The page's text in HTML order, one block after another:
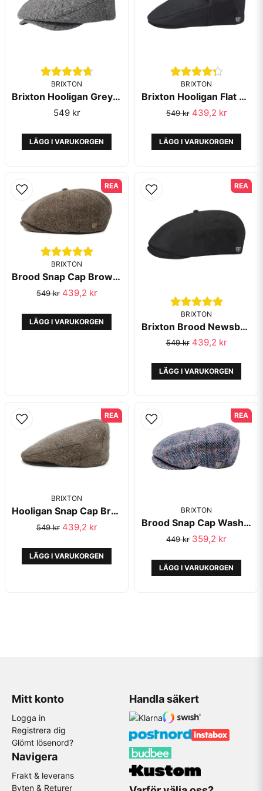
Skicka fråga
BRIXTON
Brixton Hooligan Grey Black
549 kr
LÄGG I VARUKORGEN
BRIXTON
Brixton Hooligan Flat Cap Black
549 kr 439,2 kr
LÄGG I VARUKORGEN
BRIXTON
Brood Snap Cap Brown/Khaki 10770 - Brixton
549 kr 439,2 kr
LÄGG I VARUKORGEN
REA
BRIXTON
Brixton Brood Newsboy Black
549 kr 439,2 kr
LÄGG I VARUKORGEN
REA
BRIXTON
Hooligan Snap Cap Brown/Khaki 10771 - Brixton
549 kr 439,2 kr
LÄGG I VARUKORGEN
REA
BRIXTON
Brood Snap Cap Washed Navy/Phoenix Orange 10770 - Brixton
449 kr 359,2 kr
LÄGG I VARUKORGEN
REA
Mitt konto
Logga in
Registrera dig
Glömt lösenord?
Navigera
Frakt & leverans
Byten & Returer
Handla säkert